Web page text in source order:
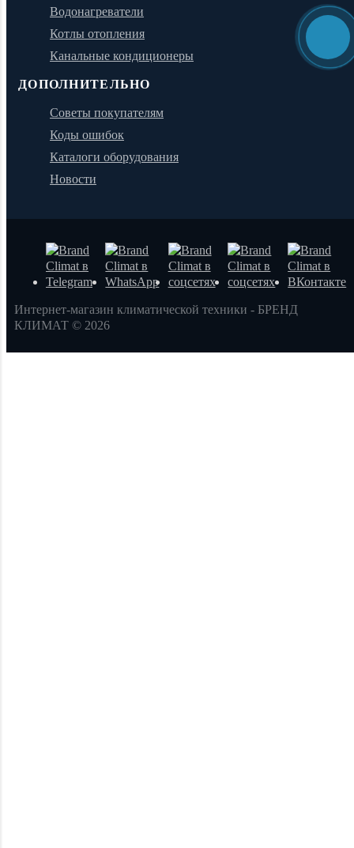
Водонагреватели
Котлы отопления
Канальные кондиционеры
ДОПОЛНИТЕЛЬНО
Советы покупателям
Коды ошибок
Каталоги оборудования
Новости
Интернет-магазин климатической техники - БРЕНД
КЛИМАТ © 2026